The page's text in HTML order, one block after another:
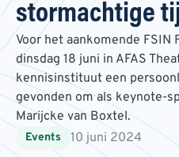
stormachtige
Voor het aankomende FSIN
dinsdag 18 juni in AFAS
kennisinstituut een
gevonden om als keynote-
Marijcke van Boxtel.
Events 10 juni 2024